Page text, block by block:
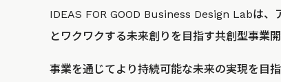
IDEAS FOR GOOD Business Design Labは、
とワクワクする未来創りを目指す共創型事業開
事業を通じてより持続可能な未来の実現を目